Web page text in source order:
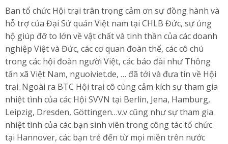
Ban tổ chức Hội trại trân trọng cảm ơn sự đồng hành và
hỗ trợ của Đại Sứ quán Việt nam tại CHLB Đức, sự ủng
hộ giúp đỡ to lớn về vật chất và tinh thần của các doanh
nghiệp Việt và Đức, các cơ quan đoàn thể, các cô chú
trong các hội đoàn người Việt, các báo đài như Thông
tấn xã Việt Nam, nguoiviet.de, … đã tới và đưa tin về Hội
trại. Ngoài ra BTC Hội trại cô cùng cảm kích sự tham gia
nhiệt tình của các Hội SVVN tại Berlin, Jena, Hamburg,
Leipzig, Dresden, Göttingen…v.v cũng như sự tham gia
nhiệt tình của các bạn sinh viên trong công tác tổ chức
tại Hannover, các bạn trẻ đến từ mọi miền trên nước